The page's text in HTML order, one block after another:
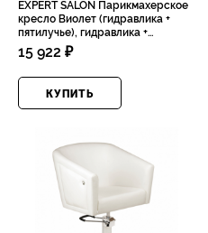
EXPERT SALON Парикмахерское
кресло Виолет (гидравлика +
пятилучье), гидравлика +
пятилучье + стопы
15 922 ₽
КУПИТЬ